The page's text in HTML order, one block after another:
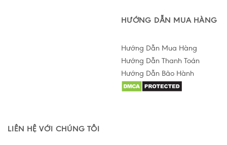
HƯỚNG DẪN MUA HÀNG
Hướng Dẫn Mua Hàng
Hướng Dẫn Thanh Toán
Hướng Dẫn Bảo Hành
LIÊN HỆ VỚI CHÚNG TÔI